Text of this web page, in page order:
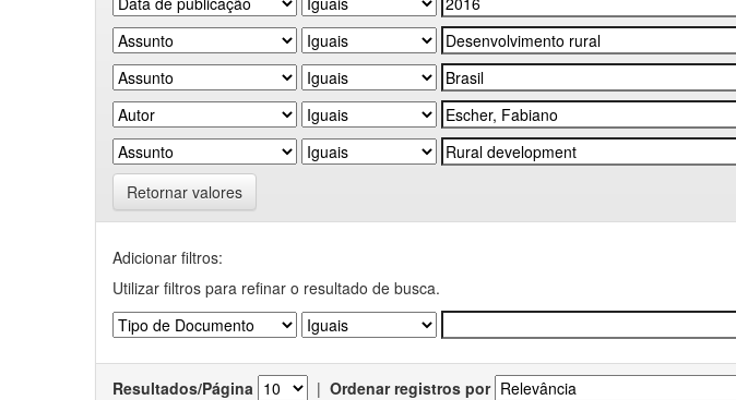
Retornar valores
Adicionar filtros:
Utilizar filtros para refinar o resultado de busca.
Resultados/Página | Ordenar registros por